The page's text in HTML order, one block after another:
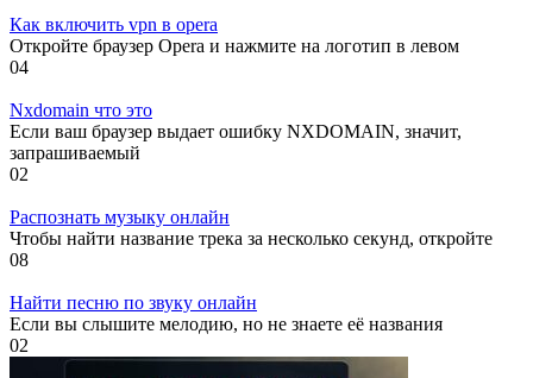
Как включить vpn в opera
Откройте браузер Opera и нажмите на логотип в левом
04
Nxdomain что это
Если ваш браузер выдает ошибку NXDOMAIN, значит,
запрашиваемый
02
Распознать музыку онлайн
Чтобы найти название трека за несколько секунд, откройте
08
Найти песню по звуку онлайн
Если вы слышите мелодию, но не знаете её названия
02